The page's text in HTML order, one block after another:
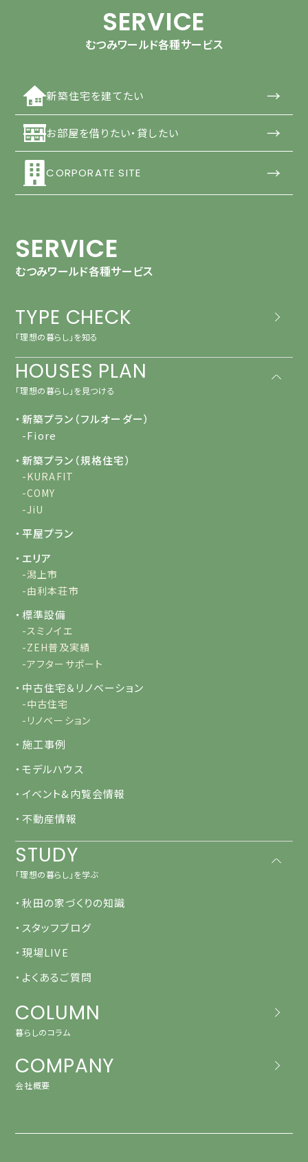
SERVICE
むつみワールド各種サービス
新築住宅を建てたい →
お部屋を借りたい・貸したい →
CORPORATE SITE →
SERVICE
むつみワールド各種サービス
TYPE CHECK
「理想の暮らし」を知る
HOUSES PLAN
「理想の暮らし」を見つける
・新築プラン（フルオーダー）
-Fiore
・新築プラン（規格住宅）
-KURAFIT
-COMY
-JiU
・平屋プラン
・エリア
-潟上市
-由利本荘市
・標準設備
-スミノイエ
-ZEH普及実績
-アフターサポート
・中古住宅＆リノベーション
-中古住宅
-リノベーション
・施工事例
・モデルハウス
・イベント&内覧会情報
・不動産情報
STUDY
「理想の暮らし」を学ぶ
・秋田の家づくりの知識
・スタッフブログ
・現場LIVE
・よくあるご質問
COLUMN
暮らしのコラム
COMPANY
会社概要